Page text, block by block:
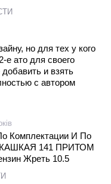
но для тех у кого
е ато для своего
и взять
с автором
Комплектации И По
141 ПРИТОМ
Жреть 10.5